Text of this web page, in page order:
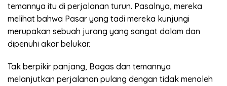
temannya itu di perjalanan turun. Pasalnya, mereka
melihat bahwa Pasar yang tadi mereka kunjungi
merupakan sebuah jurang yang sangat dalam dan
dipenuhi akar belukar.
Tak berpikir panjang, Bagas dan temannya
melanjutkan perjalanan pulang dengan tidak menoleh